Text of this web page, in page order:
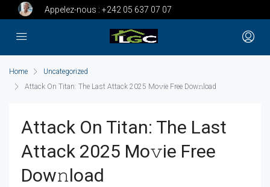
Appelez-nous : +242 05 637 07 07
Home
Uncategorized
Attack On Titan: The Last Attack 2025 Mo𝚟ie Free Dow𝚗load
Attack On Titan: The Last
Attack 2025 Mo𝚟ie Free
Dow𝚗load